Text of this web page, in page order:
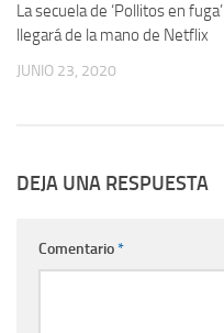
La secuela de ‘Pollitos en fuga’
llegará de la mano de Netflix
JUNIO 23, 2020
DEJA UNA RESPUESTA
Comentario*